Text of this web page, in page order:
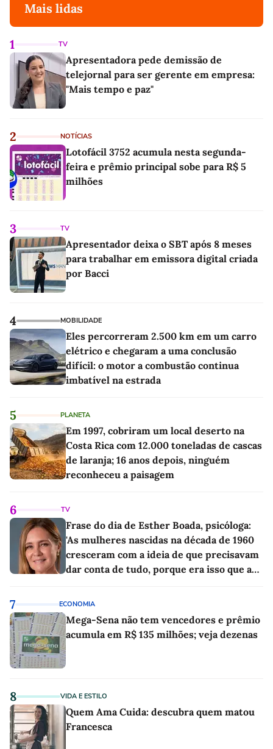
Mais lidas
1 TV
Apresentadora pede demissão de
telejornal para ser gerente em empresa:
"Mais tempo e paz"
2 NOTÍCIAS
Lotofácil 3752 acumula nesta segunda-
feira e prêmio principal sobe para R$ 5
milhões
3 TV
Apresentador deixa o SBT após 8 meses
para trabalhar em emissora digital criada
por Bacci
4 MOBILIDADE
Eles percorreram 2.500 km em um carro
elétrico e chegaram a uma conclusão
difícil: o motor a combustão continua
imbatível na estrada
5 PLANETA
Em 1997, cobriram um local deserto na
Costa Rica com 12.000 toneladas de cascas
de laranja; 16 anos depois, ninguém
reconheceu a paisagem
6 TV
Frase do dia de Esther Boada, psicóloga:
'As mulheres nascidas na década de 1960
cresceram com a ideia de que precisavam
dar conta de tudo, porque era isso que a
7 ECONOMIA
Mega-Sena não tem vencedores e prêmio
acumula em R$ 135 milhões; veja dezenas
8 VIDA E ESTILO
Quem Ama Cuida: descubra quem matou
Francesca